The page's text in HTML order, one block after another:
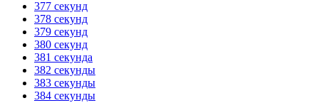
377 секунд
378 секунд
379 секунд
380 секунд
381 секунда
382 секунды
383 секунды
384 секунды